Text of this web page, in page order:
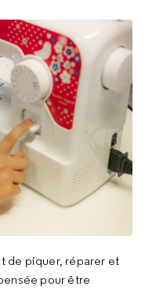
de piquer, réparer et
pour être